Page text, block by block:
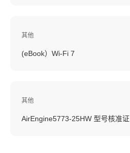
其他
(eBook）Wi-Fi 7
其他
AirEngine5773-25HW 型号核准证